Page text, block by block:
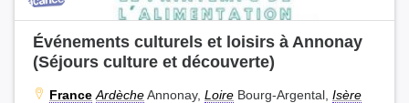
Événements culturels et loisirs à Annonay
(Séjours culture et découverte)
France ArdècheAnnonay, Loire Bourg-Argental, Isère